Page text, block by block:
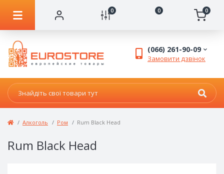
0 0 0
(066) 261-90-09
Замовити дзвінок
Алкоголь Ром Rum Black Head
Rum Black Head